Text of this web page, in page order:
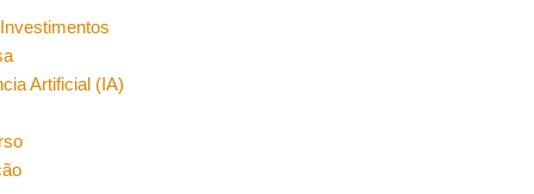
Artificial (IA)